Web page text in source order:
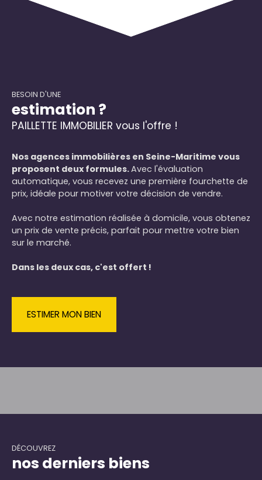
BESOIN D'UNE
estimation ?
PAILLETTE IMMOBILIER vous l'offre !
Nos agences immobilières en Seine-Maritime vous
proposent deux formules.Avec l'évaluation
automatique, vous recevez une première fourchette de
prix, idéale pour motiver votre décision de vendre.
Avec notre estimation réalisée à domicile, vous obtenez
un prix de vente précis, parfait pour mettre votre bien
sur le marché.
Dans les deux cas, c'est offert !
ESTIMER MON BIEN
DÉCOUVREZ
nos derniers biens